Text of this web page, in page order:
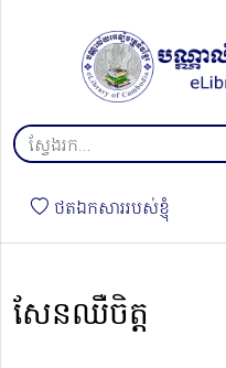
ថតឯកសាររបស់ខ្ញុំ
សែនឈឺចិត្ត​